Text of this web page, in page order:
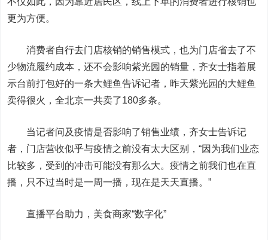
更为方便。
消费者自行去门店核销的销售模式，也为门店省去了不
少物流履约成本，还不会影响紫光园的销量，齐女士指着展
示台前打包好的一条大鲤鱼告诉记者，昨天紫光园的大鲤鱼
卖得很火，全北京一共卖了180多条。
当记者问及疫情是否影响了销售业绩，齐女士告诉记
者，门店营收似乎与疫情之前没有太大区别，“因为我们业态
比较多，受到的冲击可能没有那么大。疫情之前我们也在直
播，只不过当时是一周一播，现在是天天直播。”
直播平台助力，美食商家“数字化”